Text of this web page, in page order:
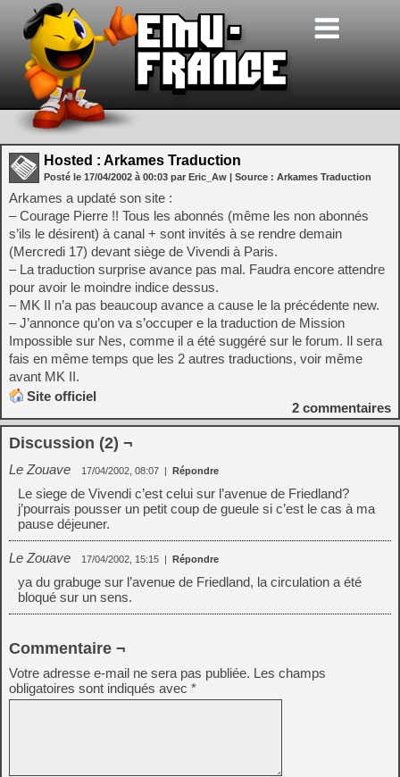
Hosted : Arkames Traduction
Posté le 17/04/2002 à 00:03 par Eric_Aw | Source : Arkames Traduction
Arkames a updaté son site :
– Courage Pierre !! Tous les abonnés (même les non abonnés
s’ils le désirent) à canal + sont invités à se rendre demain
(Mercredi 17) devant siège de Vivendi à Paris.
– La traduction surprise avance pas mal. Faudra encore attendre
pour avoir le moindre indice dessus.
– MK II n’a pas beaucoup avance a cause le la précédente new.
– J’annonce qu’on va s’occuper e la traduction de Mission
Impossible sur Nes, comme il a été suggéré sur le forum. Il sera
fais en même temps que les 2 autres traductions, voir même
avant MK II.
Site officiel
2 commentaires
Discussion (2) ¬
Le Zouave 17/04/2002, 08:07 | Répondre
Le siege de Vivendi c’est celui sur l’avenue de Friedland?
j’pourrais pousser un petit coup de gueule si c’est le cas à ma
pause déjeuner.
Le Zouave 17/04/2002, 15:15 | Répondre
ya du grabuge sur l’avenue de Friedland, la circulation a été
bloqué sur un sens.
Commentaire ¬
Votre adresse e-mail ne sera pas publiée. Les champs
obligatoires sont indiqués avec *